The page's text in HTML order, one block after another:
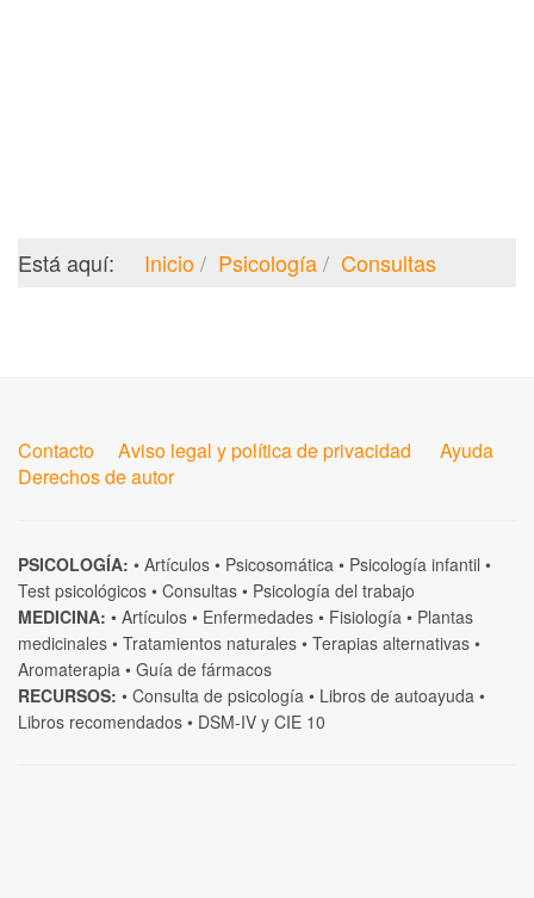
Está aquí: Inicio Psicología Consultas
Contacto Aviso legal y política de privacidad
Ayuda
Derechos de autor
PSICOLOGÍA: • Artículos • Psicosomática • Psicología infantil •
Test psicológicos • Consultas • Psicología del trabajo
MEDICINA: • Artículos • Enfermedades • Fisiología • Plantas
medicinales • Tratamientos naturales • Terapias alternativas •
Aromaterapia • Guía de fármacos
RECURSOS: • Consulta de psicología • Libros de autoayuda •
Libros recomendados • DSM-IV y CIE 10